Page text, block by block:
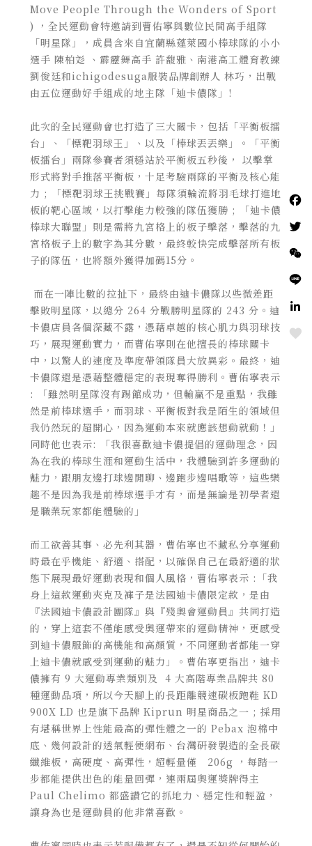
Move People Through the Wonders of Sport
) ，全民運動會特邀請到曹佑寧與數位民間高手組隊
「明星隊」，成員含來自宜蘭縣蓬萊國小棒球隊的小小
選手 陳柏彣 、霹靂舞高手 許馥雅、南港高工體育教練
劉俊廷和ichigodesuga服裝品牌創辦人 林巧，出戰
由五位運動好手組成的地主隊「迪卡儂隊」!
此次的全民運動會也打造了三大關卡，包括「平衡板擂
台」、「標靶羽球王」、以及「棒球丟丟樂」。「平衡
板擂台」兩隊參賽者須穩站於平衡板五秒後， 以擊掌
形式將對手推落平衡板，十足考驗兩隊的平衡及核心能
力 ; 「標靶羽球王挑戰賽」每隊須輪流將羽毛球打進地
板的靶心區域，以打擊能力較強的隊伍獲勝 ; 「迪卡儂
棒球大聯盟」則是需將九宮格上的板子擊落，擊落的九
宮格板子上的數字為其分數，最終較快完成擊落所有板
子的隊伍，也將額外獲得加碼15分。
而在一陣比數的拉扯下，最終由迪卡儂隊以些微差距
擊敗明星隊，以總分 264 分戰勝明星隊的 243 分。迪
卡儂店員各個深藏不露，憑藉卓越的核心肌力與羽球技
巧，展現運動實力，而曹佑寧則在他擅長的棒球關卡
中，以驚人的速度及準度帶領隊員大放異彩。最終，迪
卡儂隊還是憑藉整體穩定的表現奪得勝利。曹佑寧表示
: 「雖然明星隊沒有踢館成功，但輸贏不是重點，我雖
然是前棒球選手，而羽球、平衡板對我是陌生的領域但
我仍然玩的超開心，因為運動本來就應該想動就動！」
同時他也表示: 「我很喜歡迪卡儂提倡的運動理念，因
為在我的棒球生涯和運動生活中，我體驗到許多運動的
魅力，跟朋友邊打球邊閒聊、邊跑步邊唱歌等，這些樂
趣不是因為我是前棒球選手才有，而是無論是初學者還
是職業玩家都能體驗的」
而工欲善其事、必先利其器，曹佑寧也不藏私分享運動
時最在乎機能、舒適、搭配，以確保自己在最舒適的狀
態下展現最好運動表現和個人風格，曹佑寧表示 :「我
身上這款運動夾克及褲子是法國迪卡儂限定款，是由
『法國迪卡儂設計團隊』與『殘奧會運動員』共同打造
的，穿上這套不僅能感受奧運帶來的運動精神，更感受
到迪卡儂服飾的高機能和高顏質，不同運動者都能一穿
上迪卡儂就感受到運動的魅力」。曹佑寧更指出，迪卡
儂擁有 9 大運動專業類別及 4 大高階專業品牌共 80
種運動品項，所以今天腳上的長距離競速碳板跑鞋 KD
900X LD 也是旗下品牌 Kiprun 明星商品之一 ; 採用
有堪稱世界上性能最高的彈性體之一的 Pebax 泡棉中
底、幾何設計的透氣輕便網布、台灣研發製造的全長碳
纖維板，高硬度、高彈性，超輕量僅 206g ，每踏一
步都能提供出色的能量回彈，連兩屆奧運獎牌得主
Paul Chelimo 都盛讚它的抓地力、穩定性和輕盈，
讓身為也是運動員的他非常喜歡。
Love